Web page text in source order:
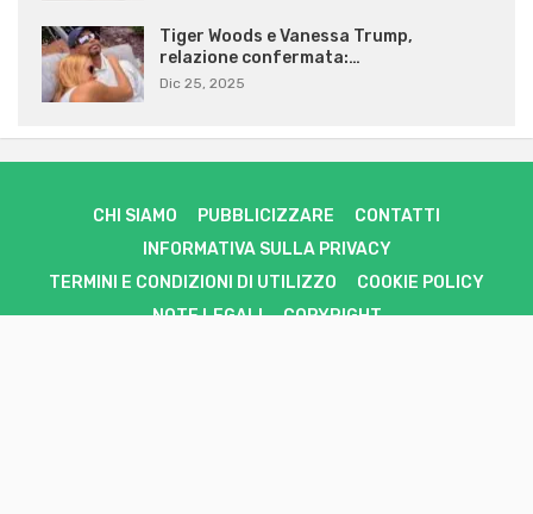
Tiger Woods e Vanessa Trump,
relazione confermata:…
Dic 25, 2025
CHI SIAMO PUBBLICIZZARE
CONTATTI
INFORMATIVA SULLA PRIVACY
TERMINI E CONDIZIONI DI UTILIZZO
COOKIE POLICY
NOTE LEGALI
COPYRIGHT